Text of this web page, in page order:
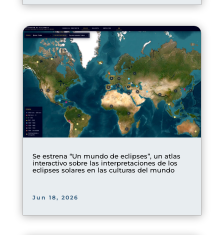
Se estrena “Un mundo de eclipses”, un atlas
interactivo sobre las interpretaciones de los
eclipses solares en las culturas del mundo
Jun 18, 2026